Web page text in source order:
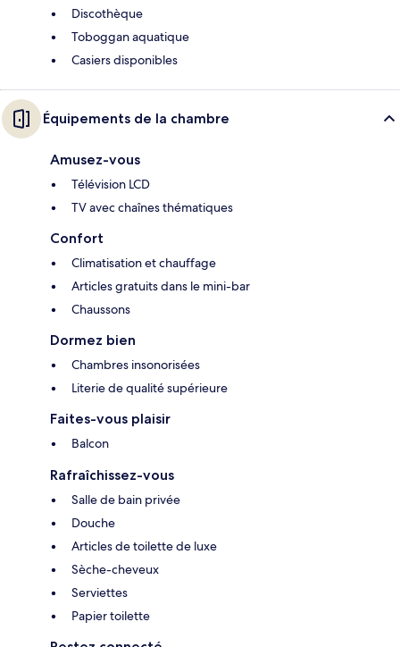
Discothèque
Toboggan aquatique
Casiers disponibles
Équipements de la chambre
Amusez-vous
Télévision LCD
TV avec chaînes thématiques
Confort
Climatisation et chauffage
Articles gratuits dans le mini-bar
Chaussons
Dormez bien
Chambres insonorisées
Literie de qualité supérieure
Faites-vous plaisir
Balcon
Rafraîchissez-vous
Salle de bain privée
Douche
Articles de toilette de luxe
Sèche-cheveux
Serviettes
Papier toilette